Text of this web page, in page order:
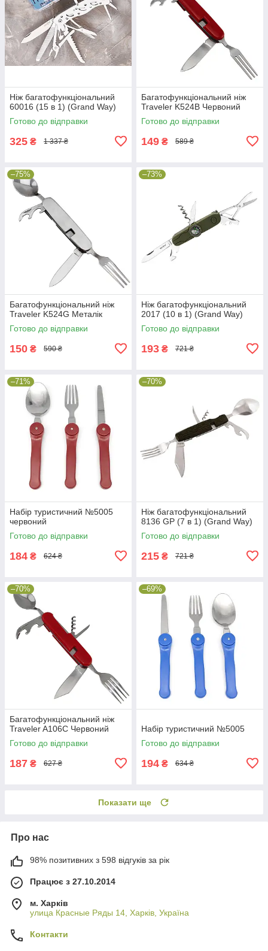
Ніж багатофункціональний
60016 (15 в 1) (Grand Way)
Готово до відправки
325 ₴ 1 337 ₴
Багатофункціональний ніж
Traveler K524B Червоний
Готово до відправки
149 ₴ 589 ₴
–75%
Багатофункціональний ніж
Traveler K524G Металік
Готово до відправки
150 ₴ 590 ₴
–73%
Ніж багатофункціональний
2017 (10 в 1) (Grand Way)
Готово до відправки
193 ₴ 721 ₴
–71%
Набір туристичний №5005
червоний
Готово до відправки
184 ₴ 624 ₴
–70%
Ніж багатофункціональний
8136 GP (7 в 1) (Grand Way)
Готово до відправки
215 ₴ 721 ₴
–70%
Багатофункціональний ніж
Traveler A106C Червоний
Готово до відправки
187 ₴ 627 ₴
–69%
Набір туристичний №5005
Готово до відправки
194 ₴ 634 ₴
Показати ще
Про нас
98% позитивних з 598 відгуків за рік
Працює з 27.10.2014
м. Харків
улица Красные Ряды 14, Харків, Україна
Контакти